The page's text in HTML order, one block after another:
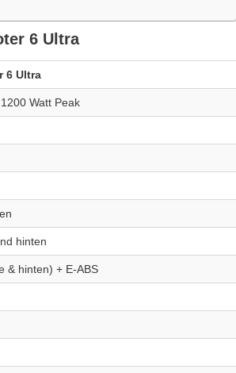
6 Ultra
6 Ultra
Watt Peak
hinten
& hinten) + E-ABS